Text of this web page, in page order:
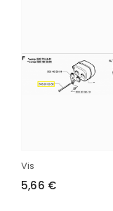
Vis
5,66 €